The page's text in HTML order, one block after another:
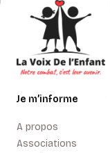
Je m’informe
A propos
Associations